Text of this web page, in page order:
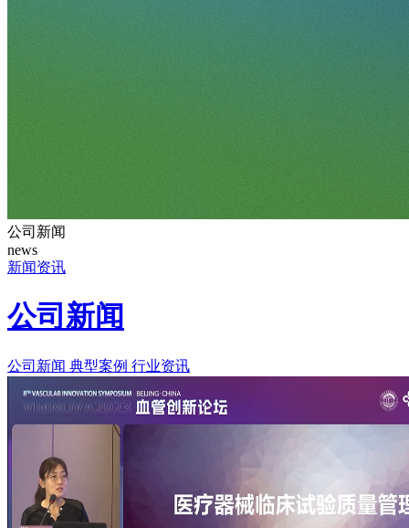
公司新闻
news
新闻资讯
公司新闻
公司新闻 典型案例 行业资讯